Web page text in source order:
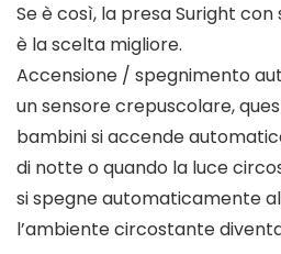
Se è così, la presa Suright
è la scelta migliore.
Accensione / spegnimento
un sensore crepuscolare,
bambini si accende
di notte o quando la luce
si spegne automaticamente
l’ambiente circostante